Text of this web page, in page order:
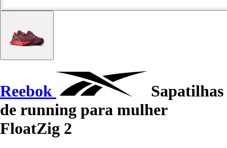
Reebok
Sapatilhas
de running para mulher
FloatZig 2